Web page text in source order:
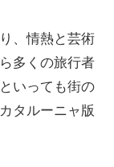
、情熱と芸術
多くの旅行者
いっても街の
タルーニャ版